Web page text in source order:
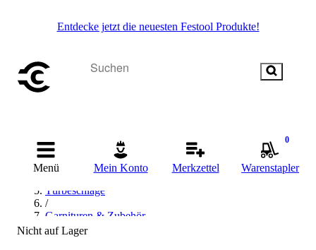
Entdecke jetzt die neuesten Festool Produkte!
Menü Mein Konto Merkzettel
0
Warenstapler
Startseite
/
Beschläge & Sicherheitstechnik
Türbeschläge
/
Garnituren & Zubehör
/
Nicht auf Lager